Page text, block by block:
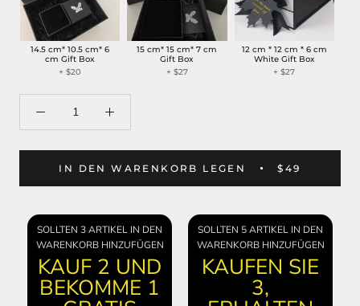
14.5 cm* 10.5 cm* 6
cm Gift Box
+ $20
15 cm* 15 cm* 7 cm
Gift Box
+ $27
12 cm * 12 cm * 6 cm
White Gift Box
+ $27
IN DEN WARENKORB LEGEN $49
SOLLTEN 3 ARTIKEL IN DEN
WARENKORB HINZUFÜGEN
KAUF 2 UND
BEKOMME 1
SOLLTEN 5 ARTIKEL IN DEN
WARENKORB HINZUFÜGEN
KAUFEN SIE
3,